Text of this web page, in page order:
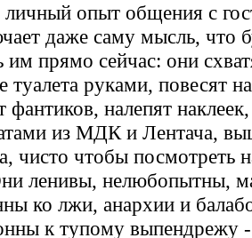
опыт общения с
даже саму мысль, что
прямо сейчас: они
руками, повесят
налепят наклеек,
из МДК и Лентача,
чисто чтобы посмотреть
ленивы, нелюбопытны,
ко лжи, анархии и
к тупому выпендрежу